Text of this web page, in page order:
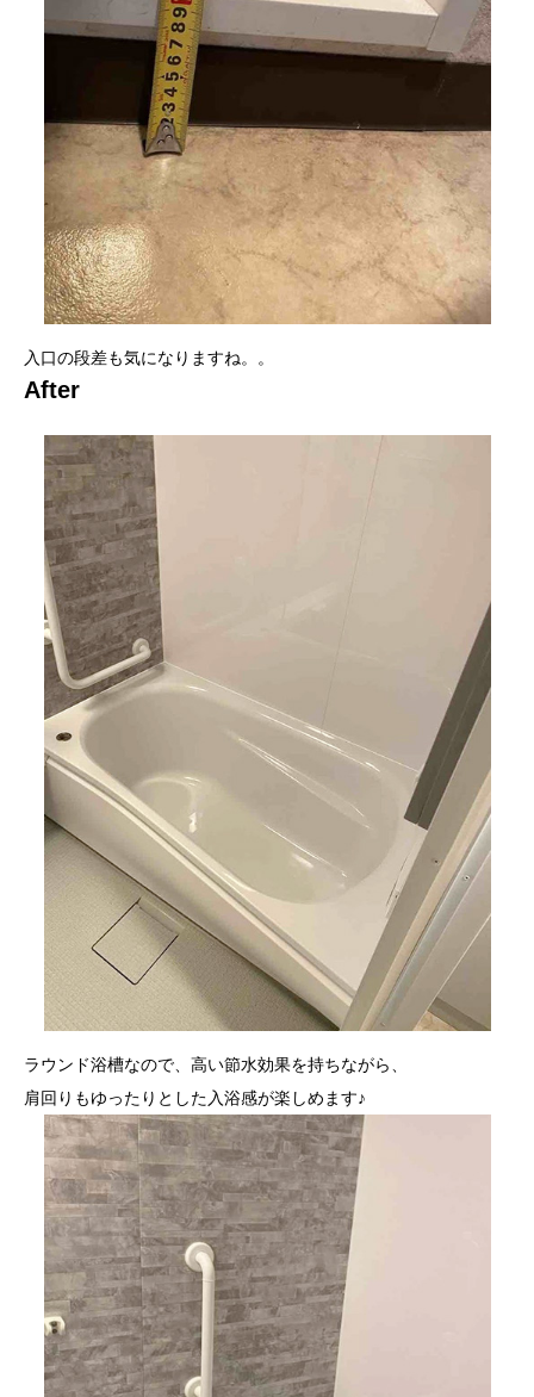
入口の段差も気になりますね。。
After
ラウンド浴槽なので、高い節水効果を持ちながら、
肩回りもゆったりとした入浴感が楽しめます♪